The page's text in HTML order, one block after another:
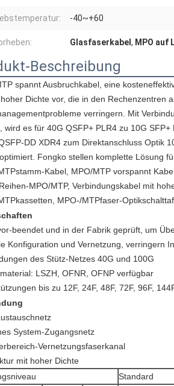
-40~+60
Glasfaserkabel , MPO auf
Beschreibung
spannt Ausbruchkabel, eine
Dichte vor, die in den Rechenzentren
verringern. Mit
wird es für 40G QSFP+ PLR4 zu 10G
DD XDR4 zum Direktanschluss Optik
Fongko stellen komplette Lösung
Kabel, MPO/MTP vorspannt
MPO/MTP, Verbindungskabel mit
MPO-/MTPfaser-
beendet und in der Fabrik geprüft, um
Konfiguration und Vernetzung, verringern
des Stütz-Netzes 40G und 100G
LSZH, OFNR, OFNP verfügbar
bis zu 12F, 24F, 48F, 72F, 96F,
System-Zugangsnetz
Vernetzungsfaserkanal
mit hoher Dichte
Standard